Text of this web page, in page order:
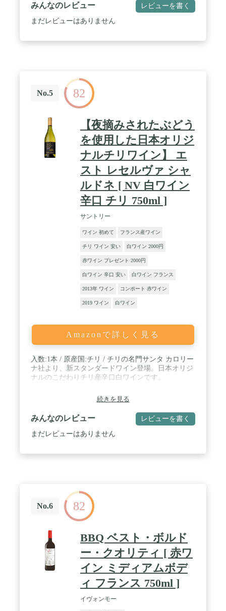
す。金賞受賞ワインとは、プロに厳しく審査され選
び抜かれた高クオリティワイン。 / たくさんワイン
という厳しさのものもあります。 / その中からさら
にスタッフがテイスティングを行い本当においしい
ワインを超厳選しています。 / 当店ではワインセレ
クトに携わるスタッフ全員が「一般社団法人日本ソ
ムリエ協会認定資格」を取得しています。 / 香りや
味わいに細かい項目と厳しい基準を設けてテイステ
ィングを行い、それをクリアしたワインのみを仕入
れ、ご紹介しております。
みんなのレビュー レビューを書く
まだレビューはありません
No.5 82
【夜摘みされたぶどう
を使用した日本オリジ
ナルチリワイン】 エ
スト レセルヴァ シャ
ルドネ [ NV 白ワイン
辛口 チリ 750ml ]
サントリー
ワイン 初めて フランス産ワイン
チリ ワイン 安い 白ワイン 2000円
赤ワイン プレゼント 2000円
白ワイン 辛口 安い 白ワイン フランス
2013年 ワイン コンポート 赤ワイン
2019 ワイン 白ワイン
Amazonで詳しく見る
入数:1本 / 原産国:チリ / チリの名門サンタ カロリー
ナ社より、新スタンダードワイン登場。日本オリジ
ナルのこだわりチリ産辛口白ワインです。
続きを見る
みんなのレビュー レビューを書く
まだレビューはありません
No.6 82
BBQ ベスト・ボルド
ー・クオリティ [ 赤ワ
イン ミディアムボデ
ィ フランス 750ml ]
イヴォンモー